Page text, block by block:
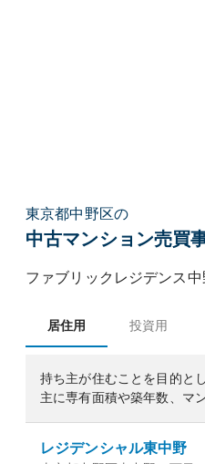
東京都中野区の
中古マンション売買
ファブリックレジデンス中
居住用 投資用
持ち主が住むことを目的と
主に専有面積や築年数、マ
レジデンシャル東中野